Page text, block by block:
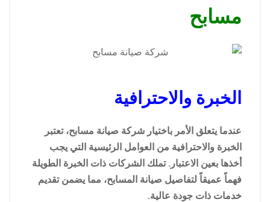
مسابح
الخبرة والاحترافية
عندما يتعلق الأمر باختيار شركة صيانة مسابح، تعتبر
الخبرة والاحترافية من العوامل الرئيسية التي يجب
أخذها بعين الاعتبار. تملك الشركات ذات الخبرة الطويلة
فهماً عميقاً لتفاصيل صيانة المسابح، مما يضمن تقديم
خدمات ذات جودة عالية.